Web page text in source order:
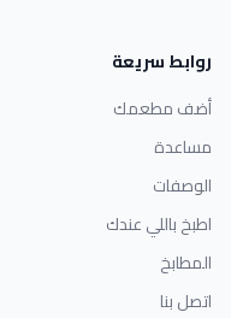
روابط سريعة
أضف مطعمك
مساعدة
الوصفات
اطبخ باللي عندك
المطابخ
اتصل بنا